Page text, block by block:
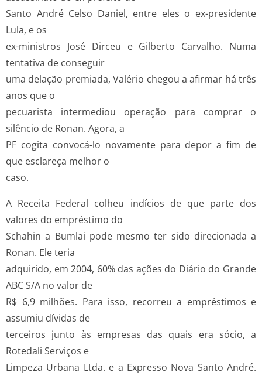
Santo André Celso Daniel, entre eles o ex-presidente
Lula, e os
ex-ministros José Dirceu e Gilberto Carvalho. Numa
tentativa de conseguir
uma delação premiada, Valério chegou a afirmar há três
anos que o
pecuarista intermediou operação para comprar o
silêncio de Ronan. Agora, a
PF cogita convocá-lo novamente para depor a fim de
que esclareça melhor o
caso.
A Receita Federal colheu indícios de que parte dos
valores do empréstimo do
Schahin a Bumlai pode mesmo ter sido direcionada a
Ronan. Ele teria
adquirido, em 2004, 60% das ações do Diário do Grande
ABC S/A no valor de
R$ 6,9 milhões. Para isso, recorreu a empréstimos e
assumiu dívidas de
terceiros junto às empresas das quais era sócio, a
Rotedali Serviços e
Limpeza Urbana Ltda. e a Expresso Nova Santo André.